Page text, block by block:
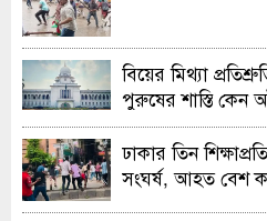
বিয়ের মিথ্যা
পুরুষের শাস্তি কেন
হাইকোর্টের রুল
ঢাকার তিন
সংঘর্ষ, আহত বেশ